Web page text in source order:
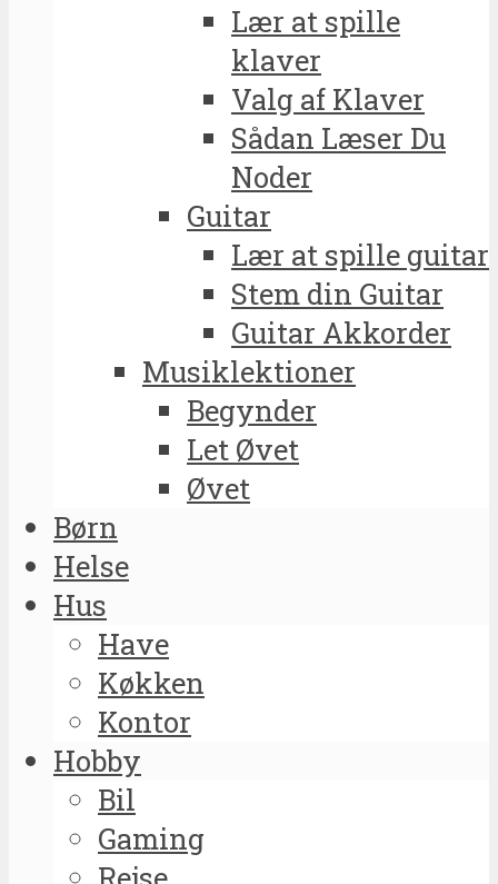
Lær at spille
klaver
Valg af Klaver
Sådan Læser Du
Noder
Guitar
Lær at spille guitar
Stem din Guitar
Guitar Akkorder
Musiklektioner
Begynder
Let Øvet
Øvet
Børn
Helse
Hus
Have
Køkken
Kontor
Hobby
Bil
Gaming